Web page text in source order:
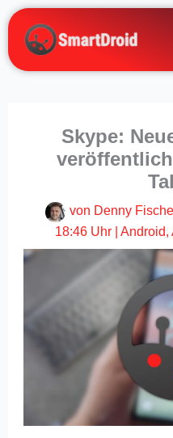
Zum
Inhalt
springen
Skype:
von Denny
18:46 Uhr
Android,